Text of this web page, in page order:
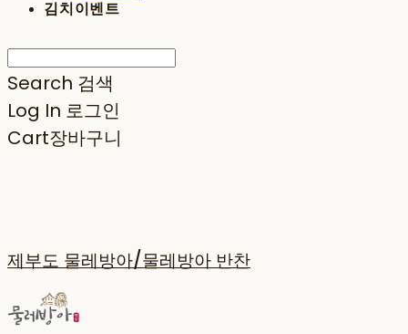
김치이벤트
Search 검색
Log In 로그인
Cart장바구니
제부도 물레방아/물레방아 반찬